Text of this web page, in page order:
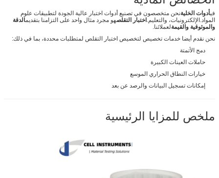
فيأدوات الخليةنحن متخصصون في تصنيع أدوات اختبار عالية الجودة لتطبيقات علوم
المواد.الإلكترونيات، والتعليم.اختبار التقلصهو مجرد مثال واحد على التزامنا بتقديمالدقة
والموثوقية والقيمةلعملائنا.
نحن نقدم أيضا خدمات تخصيص لتخصيص اختبار التقلص لمتطلبات محددة، بما في ذلك:
دمج الأتمتة
حاملات العينات الكبيرة
خيارات النطاق الحراري الموسع
إمكانات تسجيل البيانات والرصد عن بعد
ملخص للمزايا الرئيسية